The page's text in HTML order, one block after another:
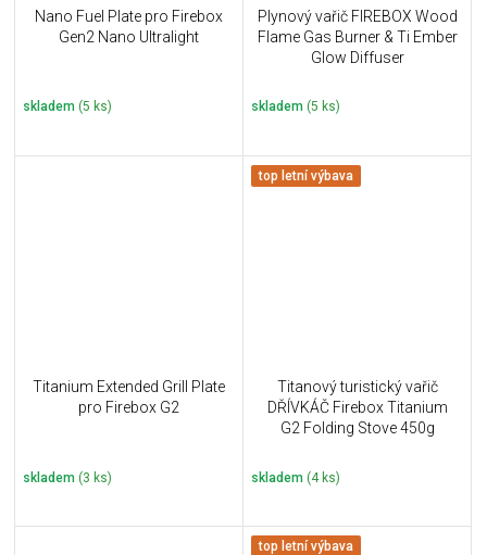
Nano Fuel Plate pro Firebox
Gen2 Nano Ultralight
skladem (5 ks)
Plynový vařič FIREBOX Wood
Flame Gas Burner & Ti Ember
Glow Diffuser
skladem (5 ks)
Titanium Extended Grill Plate
pro Firebox G2
skladem (3 ks)
top letní výbava
Titanový turistický vařič
DŘÍVKÁČ Firebox Titanium
G2 Folding Stove 450g
skladem (4 ks)
top letní výbava